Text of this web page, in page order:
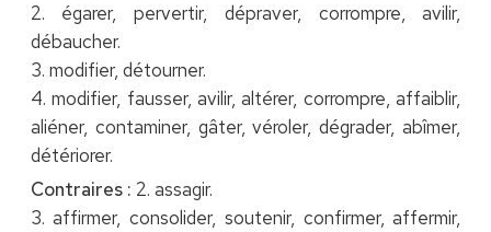
2. égarer, pervertir, dépraver, corrompre, avilir,
débaucher.
3. modifier, détourner.
4. modifier, fausser, avilir, altérer, corrompre, affaiblir,
aliéner, contaminer, gâter, véroler, dégrader, abîmer,
détériorer.
Contraires : 2. assagir.
3. affirmer, consolider, soutenir, confirmer, affermir,